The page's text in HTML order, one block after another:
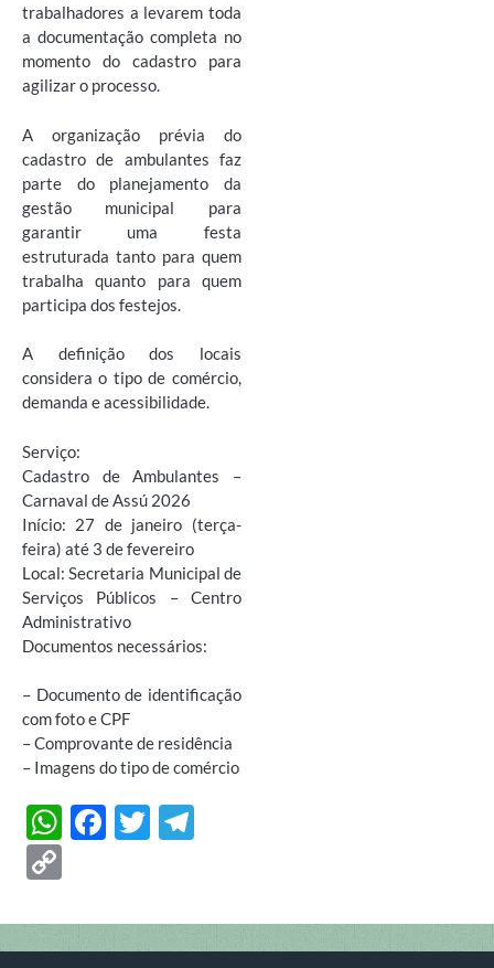
trabalhadores a levarem toda
a documentação completa no
momento do cadastro para
agilizar o processo.
A organização prévia do
cadastro de ambulantes faz
parte do planejamento da
gestão municipal para
garantir uma festa
estruturada tanto para quem
trabalha quanto para quem
participa dos festejos.
A definição dos locais
considera o tipo de comércio,
demanda e acessibilidade.
Serviço:
Cadastro de Ambulantes –
Carnaval de Assú 2026
Início: 27 de janeiro (terça-
feira) até 3 de fevereiro
Local: Secretaria Municipal de
Serviços Públicos – Centro
Administrativo
Documentos necessários:
– Documento de identificação
com foto e CPF
– Comprovante de residência
– Imagens do tipo de comércio
W
s
F
b
T
er gr
p